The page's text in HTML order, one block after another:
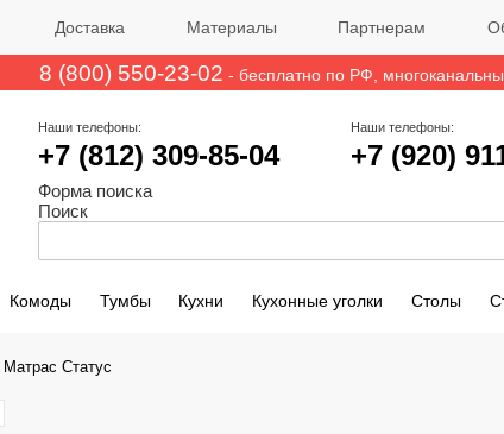
Доставка Материалы Партнерам
8 (800) 550-23-02 - бесплатно по РФ ,
Наши телефоны:
+7 (812) 309-85-04
Наши телефоны:
+7 (920)
Форма поиска
Поиск
Комоды Тумбы Кухни Кухонные уголки Столы
Матрас Статус